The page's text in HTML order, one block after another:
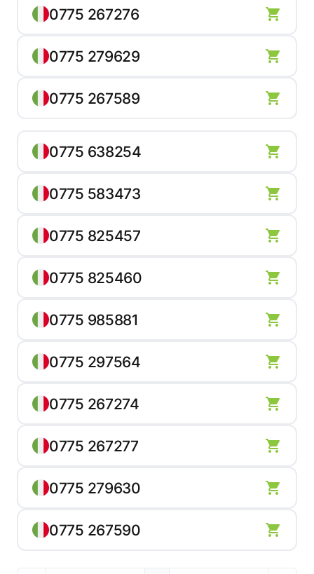
0775 267276
0775 279629
0775 267589
0775 638254
0775 583473
0775 825457
0775 825460
0775 985881
0775 297564
0775 267274
0775 267277
0775 279630
0775 267590